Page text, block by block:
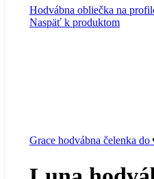
Hodvábna obliečka na
Naspäť k produktom
Grace hodvábna čelenka